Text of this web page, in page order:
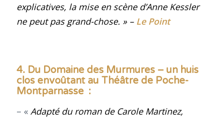
explicatives, la mise en scène d’Anne Kessler
ne peut pas grand-chose. » – Le Point
4. Du Domaine des Murmures – un huis
clos envoûtant au Théâtre de Poche-
Montparnasse :
– « Adapté du roman de Carole Martinez,